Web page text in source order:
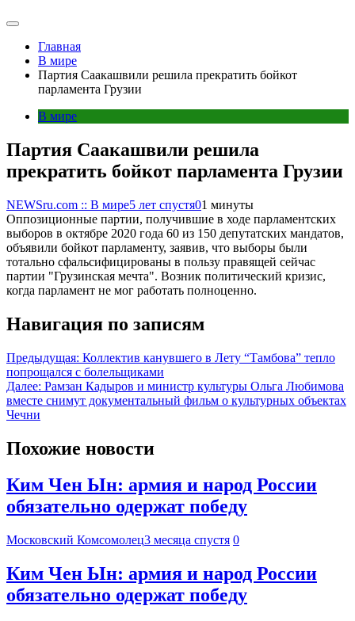
Главная
В мире
Партия Саакашвили решила прекратить бойкот
парламента Грузии
В мире
Партия Саакашвили решила
прекратить бойкот парламента Грузии
NEWSru.com :: В мире5 лет спустя01 минуты
Оппозиционные партии, получившие в ходе парламентских
выборов в октябре 2020 года 60 из 150 депутатских мандатов,
объявили бойкот парламенту, заявив, что выборы были
тотально сфальсифицированы в пользу правящей сейчас
партии "Грузинская мечта". Возник политический кризис,
когда парламент не мог работать полноценно.
Навигация по записям
Предыдущая: Коллектив канувшего в Лету “Тамбова” тепло
попрощался с болельщиками
Далее: Рамзан Кадыров и министр культуры Ольга Любимова
вместе снимут документальный фильм о культурных объектах
Чечни
Похожие новости
Ким Чен Ын: армия и народ России
обязательно одержат победу
Московский Комсомолец3 месяца спустя 0
Ким Чен Ын: армия и народ России
обязательно одержат победу